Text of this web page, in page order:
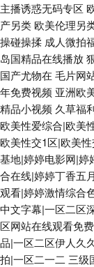
主播诱惑无码专区
产另类 欧美伦理另
操碰操揉 成人微拍
岛国精品在线播放
国产尤物在 毛片网
年免费视频 亚洲欧
精品小视频 久草福
欧美性爱综合|欧美
欧美性交1区|欧美
基地|婷婷电影网|婷
合在线|婷婷丁香五
观看|婷婷激情综合
中文字幕|一区二区
区网站在线观看免
品|一区二区伊人久
拍|一区二一二 三级